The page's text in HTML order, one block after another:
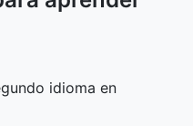
idioma en